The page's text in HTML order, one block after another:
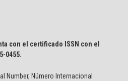
con el certificado ISSN con el
0455.
Number, Número Internacional